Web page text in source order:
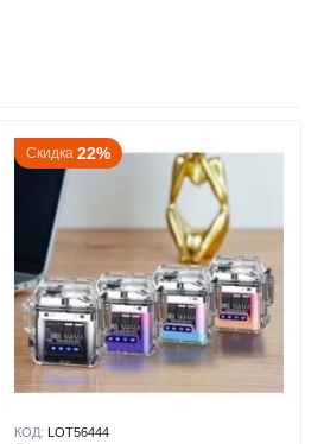
Скидка 22%
КОД: LOT56444